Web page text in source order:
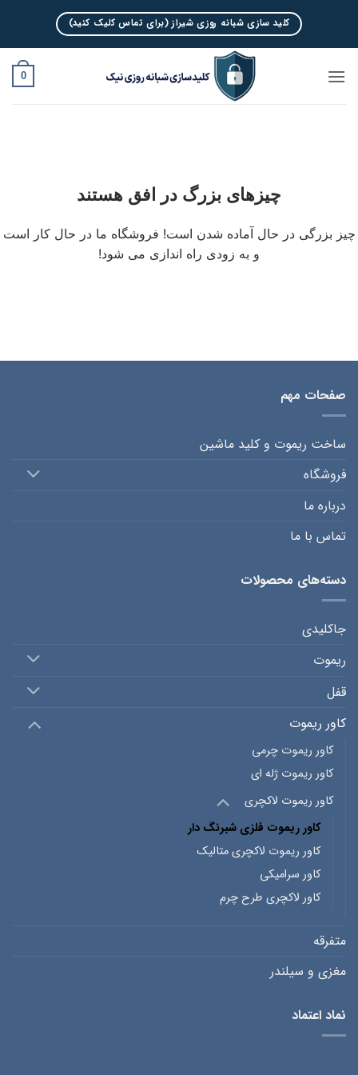
content
کلید سازی شبانه روزی شیراز (برای تماس کلیک کنید)
0
چیزهای بزرگ در افق هستند
چیز بزرگی در حال آماده شدن است! فروشگاه ما در حال کار است
و به زودی راه اندازی می شود!
صفحات مهم
ساخت ریموت و کلید ماشین
فروشگاه
درباره ما
تماس با ما
دسته‌های محصولات
جاکلیدی
ریموت
قفل
کاور ریموت
کاور ریموت چرمی
کاور ریموت ژله ای
کاور ریموت لاکچری
کاور ریموت فلزی شبرنگ دار
کاور ریموت لاکچری متالیک
کاور سرامیکی
کاور لاکچری طرح چرم
متفرقه
مغزی و سیلندر
نماد اعتماد